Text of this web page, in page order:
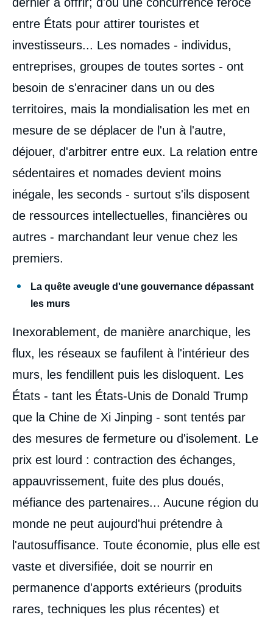
entre États pour attirer touristes et
investisseurs... Les nomades - individus,
entreprises, groupes de toutes sortes - ont
besoin de s'enraciner dans un ou des
territoires, mais la mondialisation les met en
mesure de se déplacer de l'un à l'autre,
déjouer, d'arbitrer entre eux. La relation entre
sédentaires et nomades devient moins
inégale, les seconds - surtout s'ils disposent
de ressources intellectuelles, financières ou
autres - marchandant leur venue chez les
premiers.
La quête aveugle d'une gouvernance dépassant
les murs
Inexorablement, de manière anarchique, les
flux, les réseaux se faufilent à l'intérieur des
murs, les fendillent puis les disloquent. Les
États - tant les États-Unis de Donald Trump
que la Chine de Xi Jinping - sont tentés par
des mesures de fermeture ou d'isolement. Le
prix est lourd : contraction des échanges,
appauvrissement, fuite des plus doués,
méfiance des partenaires... Aucune région du
monde ne peut aujourd'hui prétendre à
l'autosuffisance. Toute économie, plus elle est
vaste et diversifiée, doit se nourrir en
permanence d'apports extérieurs (produits
rares, techniques les plus récentes) et